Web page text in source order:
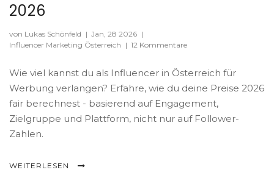
2026
von Lukas Schönfeld | Jan, 28 2026 |
Influencer Marketing Österreich | 12 Kommentare
Wie viel kannst du als Influencer in Österreich für
Werbung verlangen? Erfahre, wie du deine Preise 2026
fair berechnest - basierend auf Engagement,
Zielgruppe und Plattform, nicht nur auf Follower-
Zahlen.
WEITERLESEN